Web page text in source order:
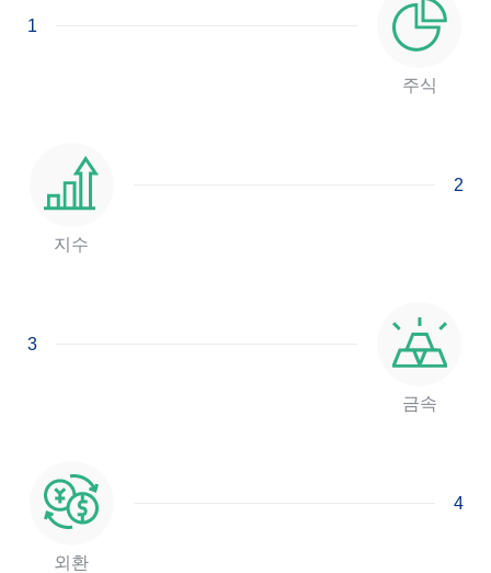
1
주식
2
지수
3
금속
4
외환